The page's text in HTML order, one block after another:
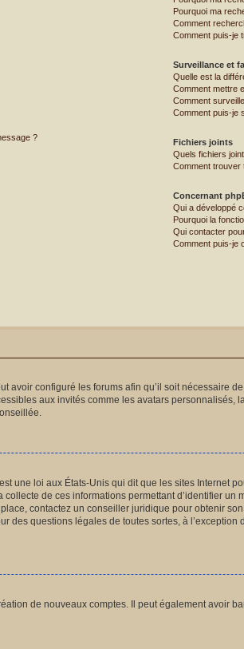
?
Pourquoi ma
Comment
Comment puis-je
Surveillance et
Quelle est la
Comment mettre
Comment
Comment puis-je
Fichiers joints
Quels fichiers
Comment trouver
Concernant
Qui a développé
Pourquoi la
Qui contacter
Comment puis-je
avoir configuré les forums afin qu’il soit nécessaire
aux invités comme les avatars personnalisés,
une loi aux États-Unis qui dit que les sites Internet
de ces informations permettant d’identifier un
contactez un conseiller juridique pour obtenir
des questions légales de toutes sortes, à
de nouveaux comptes. Il peut également avoir